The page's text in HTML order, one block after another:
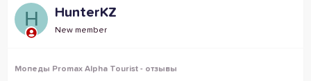
H HunterKZ
New member
Мопеды Promax Alpha Tourist - отзывы